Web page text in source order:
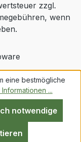
zzgl.
wenn
eine bestmögliche
...
notwendige